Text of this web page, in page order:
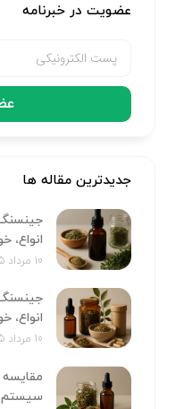
عضویت در خبرنامه
جدیدترین مقاله ها
جینسنگ
10 مرداد 1405
جینسنگ
10 مرداد 1405
سیستم